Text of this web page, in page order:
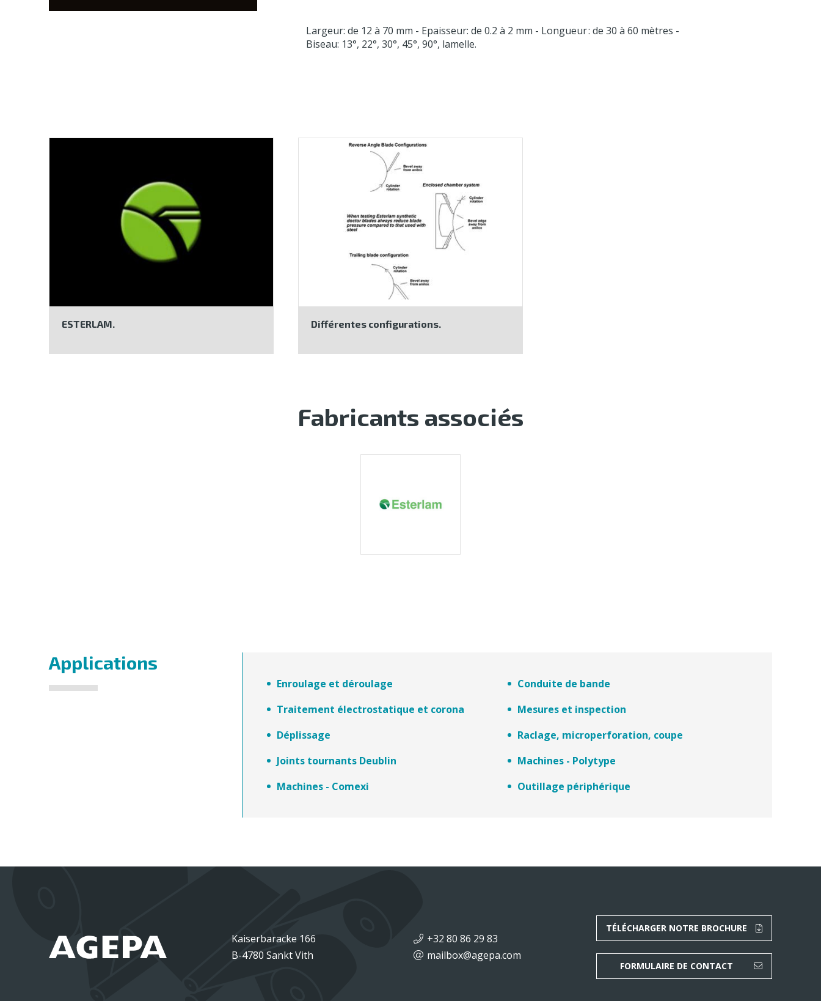
Largeur: de 12 à 70 mm - Epaisseur: de 0.2 à 2 mm - Longueur : de 30 à 60 mètres -
Biseau: 13°, 22°, 30°, 45°, 90°, lamelle.
ESTERLAM. Différentes configurations.
Fabricants associés
Applications
Enroulage et déroulage
Conduite de bande
Traitement électrostatique et corona
Mesures et inspection
Déplissage
Raclage, microperforation, coupe
Joints tournants Deublin
Outillage périphérique
Machines - Polytype
Machines - Comexi
Kaiserbaracke 166
B-4780 Sankt Vith
+32 80 86 29 83
mailbox@agepa.com
TÉLÉCHARGER NOTRE BROCHURE
FORMULAIRE DE CONTACT